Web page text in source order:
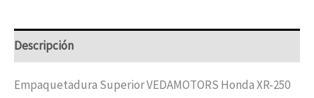
Descripción
Empaquetadura Superior VEDAMOTORS Honda XR-250